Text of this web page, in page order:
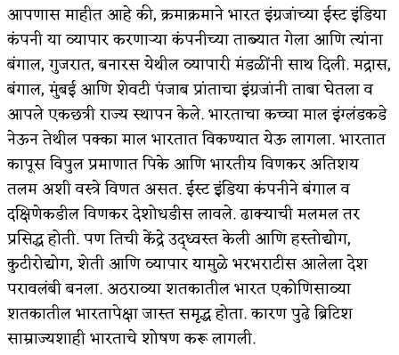
आपणास माहीत आहे की, क्रमाक्रमाने भारत इंग्रजांच्या ईस्ट इंडिया
कंपनी या व्यापार करणाऱ्या कंपनीच्या ताब्यात गेला आणि त्यांना
बंगाल, गुजरात, बनारस येथील व्यापारी मंडळींनी साथ दिली. मद्रास,
बंगाल, मुंबई आणि शेवटी पंजाब प्रांताचा इंग्रजांनी ताबा घेतला व
आपले एकछत्री राज्य स्थापन केले. भारताचा कच्चा माल इंग्लंडकडे
नेऊन तेथील पक्का माल भारतात विकण्यात येऊ लागला. भारतात
कापूस विपुल प्रमाणात पिके आणि भारतीय विणकर अतिशय
तलम अशी वस्त्रे विणत असत. ईस्ट इंडिया कंपनीने बंगाल व
दक्षिणेकडील विणकर देशोधडीस लावले. ढाक्याची मलमल तर
प्रसिद्ध होती. पण तिची केंद्रे उद्ध्वस्त केली आणि हस्तोद्योग,
कुटीरोद्योग, शेती आणि व्यापार यामुळे भरभराटीस आलेला देश
परावलंबी बनला. अठराव्या शतकातील भारत एकोणिसाव्या
शतकातील भारतापेक्षा जास्त समृद्ध होता. कारण पुढे ब्रिटिश
साम्राज्यशाही भारताचे शोषण करू लागली.